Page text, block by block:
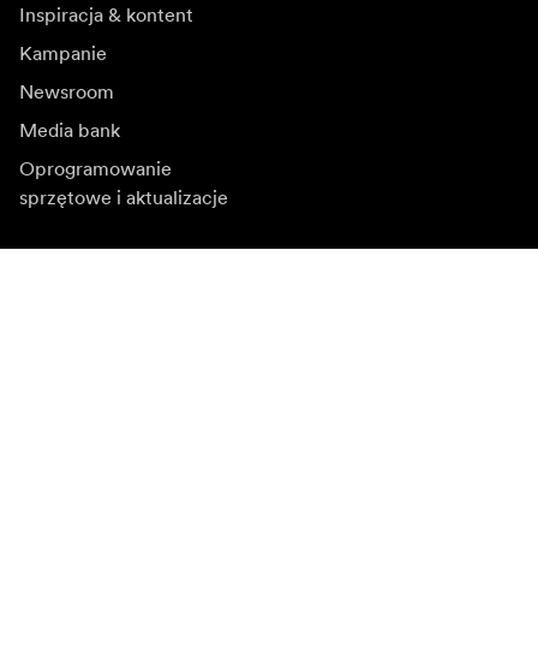
Inspiracja & kontent
Kampanie
Newsroom
Media bank
Oprogramowanie
sprzętowe i aktualizacje